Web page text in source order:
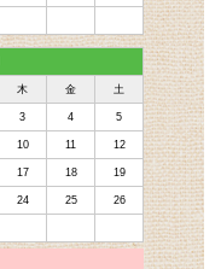
木 金 土
3 4 5
10 11 12
17 18 19
24 25 26